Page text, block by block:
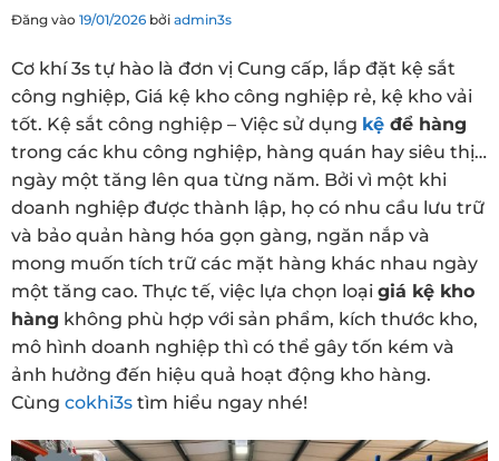
Đăng vào 19/01/2026 bởi admin3s
Cơ khí 3s tự hào là đơn vị Cung cấp, lắp đặt kệ sắt
công nghiệp, Giá kệ kho công nghiệp rẻ, kệ kho vải
tốt. Kệ sắt công nghiệp – Việc sử dụng kệ để hàng
trong các khu công nghiệp, hàng quán hay siêu thị…
ngày một tăng lên qua từng năm. Bởi vì một khi
doanh nghiệp được thành lập, họ có nhu cầu lưu trữ
và bảo quản hàng hóa gọn gàng, ngăn nắp và
mong muốn tích trữ các mặt hàng khác nhau ngày
một tăng cao. Thực tế, việc lựa chọn loại giá kệ kho
hàng không phù hợp với sản phẩm, kích thước kho,
mô hình doanh nghiệp thì có thể gây tốn kém và
ảnh hưởng đến hiệu quả hoạt động kho hàng.
Cùng cokhi3s tìm hiểu ngay nhé!